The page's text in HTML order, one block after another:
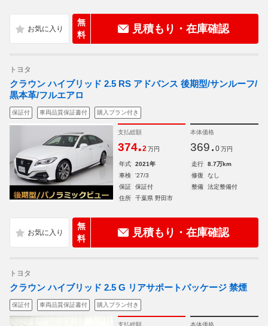
無
料
見積もり・在庫確認
トヨタ
クラウン ハイブリッド 2.5 RS アドバンス 後期型/サンルーフ/
黒本革/フルエアロ
保証付 車両品質保証書付 購入プラン付き
支払総額
374.2 万円
本体価格
369. 0 万円
年式 2021年 走行
8.7万km
車検
'27/3 修復
なし
保証
保証付 整備
法定整備付
住所
千葉県 野田市
無
料
見積もり・在庫確認
トヨタ
クラウン ハイブリッド 2.5 G リアサポートパッケージ 禁煙
保証付 車両品質保証書付 購入プラン付き
支払総額 本体価格